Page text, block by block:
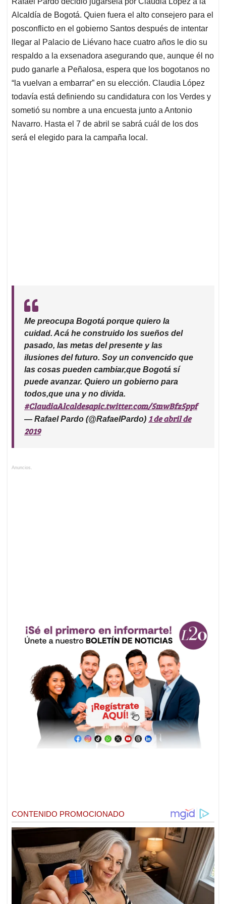
s
A
p
p
b
o
o
k
e
d
I
n
l
a
d
s
Alcaldía de Bogotá. Quien fuera el alto consejero para el
posconflicto en el gobierno Santos después de intentar
llegar al Palacio de Liévano hace cuatro años le dio su
respaldo a la exsenadora asegurando que, aunque él no
pudo ganarle a Peñalosa, espera que los bogotanos no
“la vuelvan a embarrar” en su elección. Claudia López
todavía está definiendo su candidatura con los Verdes y
sometió su nombre a una encuesta junto a Antonio
Navarro. Hasta el 7 de abril se sabrá cuál de los dos
será el elegido para la campaña local.
Me preocupa Bogotá porque quiero la
cuidad. Acá he construido los sueños del
pasado, las metas del presente y las
ilusiones del futuro. Soy un convencido que
las cosas pueden cambiar,que Bogotá sí
puede avanzar. Quiero un gobierno para
todos,que una y no divida.
#ClaudiaAlcaldesapic.twitter.com/5mwBfz5ppf
— Rafael Pardo (@RafaelPardo) 1 de abril de
2019
Anuncios.